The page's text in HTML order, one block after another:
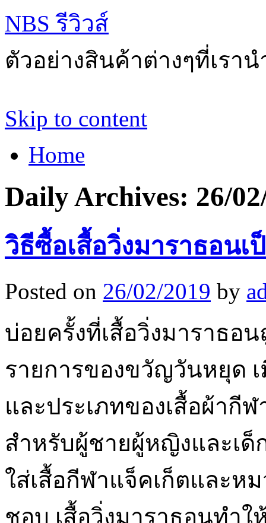
NBS รีวิวส์
ตัวอย่างสินค้าต่างๆที่เรา
Skip to content
Home
Daily Archives: 26/
วิธีซื้อเสื้อวิ่งมาราธอน
Posted on 26/02/2019 by
บ่อยครั้งที่เสื้อวิ่งมาราธอ
รายการของขวัญวันหยุด
และประเภทของเสื้อผ้ากี
สำหรับผู้ชายผู้หญิงและเด็
ใส่เสื้อกีฬาแจ็คเก็ตและห
ชอบ เสื้อวิ่งมาราธอนทำ